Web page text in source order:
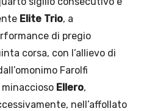
Elite Trio, a
di pregio
corsa, con l’allievo di
Farolfi
Ellero,
nell’affollato